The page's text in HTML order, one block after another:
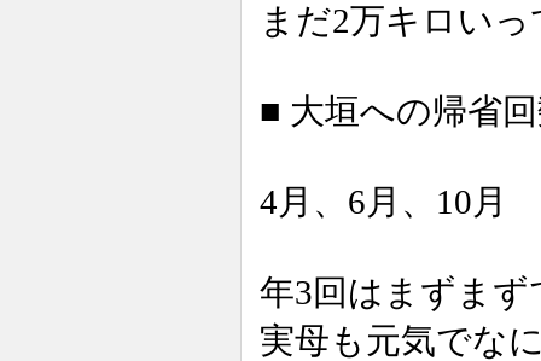
まだ2万キロい
■ 大垣への帰省
4月、6月、10月
年3回はまずまず
実母も元気でな